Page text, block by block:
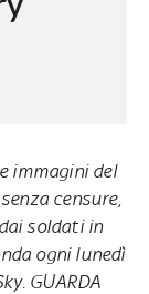
immagini del
censure,
soldati in
ogni lunedì
GUARDA